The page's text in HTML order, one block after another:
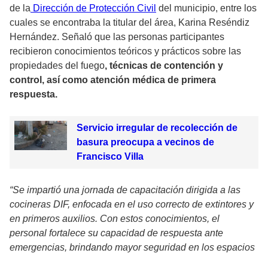
de la Dirección de Protección Civil del municipio, entre los
cuales se encontraba la titular del área, Karina Reséndiz
Hernández. Señaló que las personas participantes
recibieron conocimientos teóricos y prácticos sobre las
propiedades del fuego, técnicas de contención y
control, así como atención médica de primera
respuesta.
Servicio irregular de recolección de
basura preocupa a vecinos de
Francisco Villa
“Se impartió una jornada de capacitación dirigida a las
cocineras DIF, enfocada en el uso correcto de extintores y
en primeros auxilios. Con estos conocimientos, el
personal fortalece su capacidad de respuesta ante
emergencias, brindando mayor seguridad en los espacios